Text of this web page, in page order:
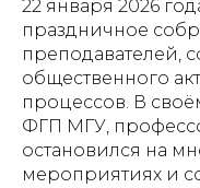
22 января 2026
праздничное
преподавателей,
общественного
процессов. В
ФГП МГУ,
остановился на
мероприятиях и